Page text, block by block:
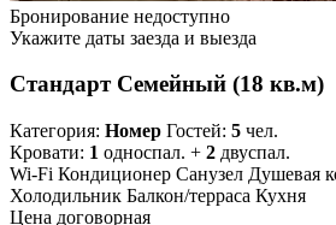
Бронирование недоступно
Укажите даты заезда и выезда
Стандарт Семейный (18 кв.м)
Категория: Номер Гостей: 5 чел.
Кровати: 1 односпал. + 2 двуспал.
Wi-Fi Кондиционер Санузел Душевая
Холодильник Балкон/терраса Кухня
Цена договорная